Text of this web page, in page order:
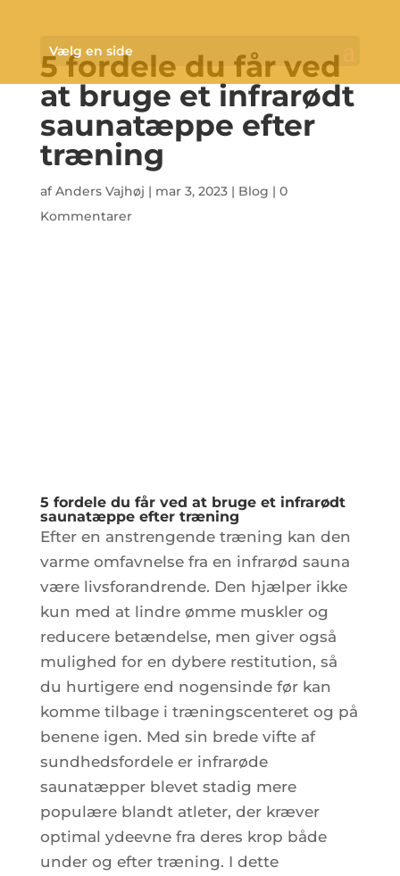
Vælg en side
5 fordele du får ved
at bruge et infrarødt
saunatæppe efter
træning
afAnders Vajhøj | mar 3, 2023| Blog | 0
Kommentarer
5 fordele du får ved at bruge et infrarødt
saunatæppe efter træning
Efter en anstrengende træning kan den
varme omfavnelse fra en infrarød sauna
være livsforandrende. Den hjælper ikke
kun med at lindre ømme muskler og
reducere betændelse, men giver også
mulighed for en dybere restitution, så
du hurtigere end nogensinde før kan
komme tilbage i træningscenteret og på
benene igen. Med sin brede vifte af
sundhedsfordele er infrarøde
saunatæpper blevet stadig mere
populære blandt atleter, der kræver
optimal ydeevne fra deres krop både
under og efter træning. I dette